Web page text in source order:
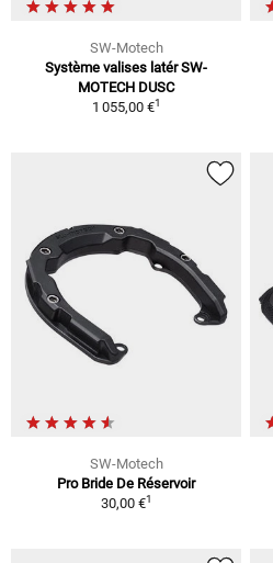
SW-Motech
Système valises latér SW-
MOTECH DUSC
1 055,00 €1
SW-Motech
Pro Bride De Réservoir
30,00 €1